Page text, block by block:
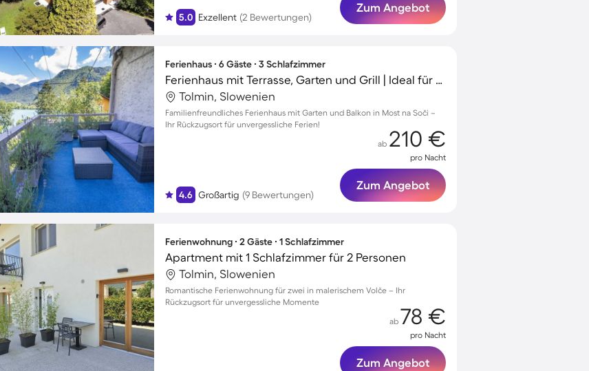
5.0 Exzellent (2 Bewertungen)
Zum Angebot
Ferienhaus ∙ 6 Gäste ∙ 3 Schlafzimmer
Ferienhaus mit Terrasse, Garten und Grill | Ideal für Homeoffice
Tolmin, Slowenien
Familienfreundliches Ferienhaus mit Garten und Balkon in Most na Soči –
Ihr Rückzugsort für unvergessliche Ferien!
4.6 Großartig (9 Bewertungen)
ab 210 €
pro Nacht
Zum Angebot
Ferienwohnung ∙ 2 Gäste ∙ 1 Schlafzimmer
Apartment mit 1 Schlafzimmer für 2 Personen
Tolmin, Slowenien
Romantische Ferienwohnung für zwei in malerischem Volče – Ihr
Rückzugsort für unvergessliche Momente
ab 78 €
pro Nacht
Zum Angebot